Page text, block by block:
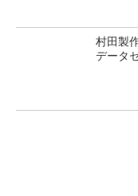
村田製
データ